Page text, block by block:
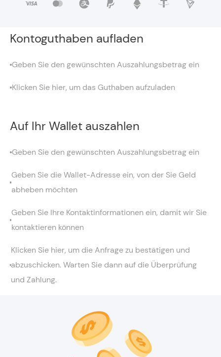
Kontoguthaben aufladen
Geben Sie den gewünschten Auszahlungsbetrag ein
Klicken Sie hier, um das Guthaben aufzuladen
Auf Ihr Wallet auszahlen
Geben Sie den gewünschten Auszahlungsbetrag ein
Geben Sie die Wallet-Adresse ein, von der Sie Geld
abheben möchten
Geben Sie Ihre Kontaktinformationen ein, damit wir Sie
kontaktieren können
Klicken Sie hier, um die Anfrage zu bestätigen und
abzuschicken. Warten Sie dann auf die Überprüfung
und Zahlung.